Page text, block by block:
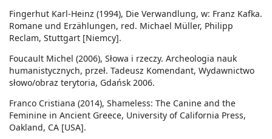
Fingerhut Karl-Heinz (1994), Die Verwandlung, w: Franz Kafka.
Romane und Erzählungen, red. Michael Müller, Philipp
Reclam, Stuttgart [Niemcy].
Foucault Michel (2006), Słowa i rzeczy. Archeologia nauk
humanistycznych, przeł. Tadeusz Komendant, Wydawnictwo
słowo/obraz terytoria, Gdańsk 2006.
Franco Cristiana (2014), Shameless: The Canine and the
Feminine in Ancient Greece, University of California Press,
Oakland, CA [USA].